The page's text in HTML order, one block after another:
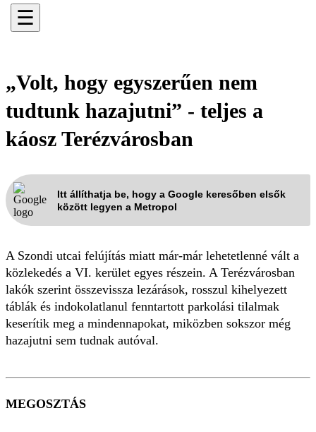
☰
„Volt, hogy egyszerűen nem
tudtunk hazajutni” - teljes a
káosz Terézvárosban
Itt állíthatja be, hogy a Google keresőben elsők
között legyen a Metropol
A Szondi utcai felújítás miatt már-már lehetetlenné vált a
közlekedés a VI. kerület egyes részein. A Terézvárosban
lakók szerint összevissza lezárások, rosszul kihelyezett
táblák és indokolatlanul fenntartott parkolási tilalmak
keserítik meg a mindennapokat, miközben sokszor még
hazajutni sem tudnak autóval.
MEGOSZTÁS